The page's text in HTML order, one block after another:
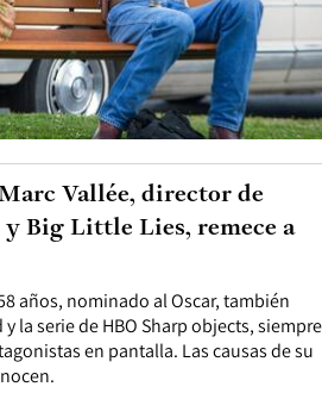
años, nominado al Oscar, también
la serie de HBO Sharp objects, siempre
en pantalla. Las causas de su
Vallée, director de
Big Little Lies, remece a